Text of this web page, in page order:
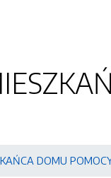
DOMU